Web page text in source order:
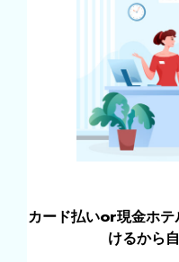
カード払いor現金ホ
けるから